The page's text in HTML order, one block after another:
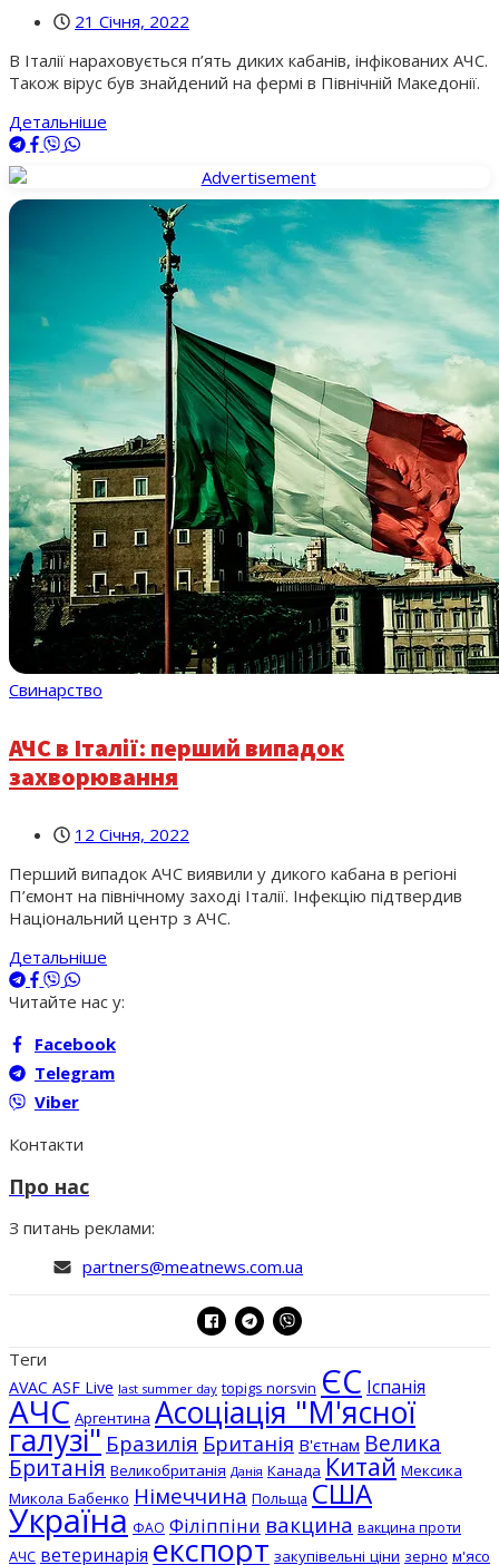
21 Січня, 2022
В Італії нараховується п’ять диких кабанів, інфікованих АЧС.
Також вірус був знайдений на фермі в Північній Македонії.
Детальніше
Свинарство
АЧС в Італії: перший випадок
захворювання
12 Січня, 2022
Перший випадок АЧС виявили у дикого кабана в регіоні
П’ємонт на північному заході Італії. Інфекцію підтвердив
Національний центр з АЧС.
Детальніше
Читайте нас у:
Facebook
Telegram
Viber
Контакти
Про нас
З питань реклами:
partners@meatnews.com.ua
Теги
AVAC ASF Live last summer day topigs norsvin ЄС Іспанія
АЧС Аргентина Асоціація "М'ясної
галузі" Бразилія Британія В'єтнам Велика
Британія Великобританія Данія Канада Китай Мексика
Микола Бабенко Німеччина Польща США
Україна ФАО Філіппіни вакцина вакцина проти
АЧС ветеринарія експорт закупівельні ціни зерно м'ясо